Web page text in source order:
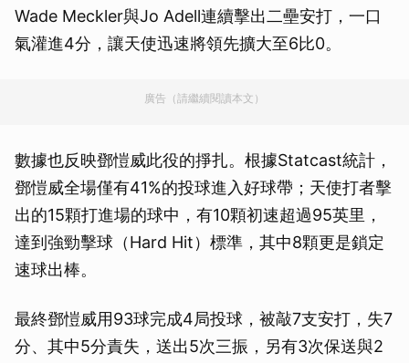
Wade Meckler與Jo Adell連續擊出二壘安打，一口
氣灌進4分，讓天使迅速將領先擴大至6比0。
廣告（請繼續閱讀本文）
數據也反映鄧愷威此役的掙扎。根據Statcast統計，
鄧愷威全場僅有41%的投球進入好球帶；天使打者擊
出的15顆打進場的球中，有10顆初速超過95英里，
達到強勁擊球（Hard Hit）標準，其中8顆更是鎖定
速球出棒。
最終鄧愷威用93球完成4局投球，被敲7支安打，失7
分、其中5分責失，送出5次三振，另有3次保送與2